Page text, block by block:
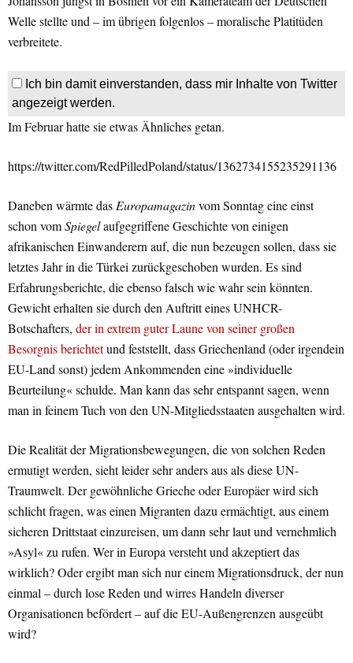
Welle stellte und – im übrigen folgenlos – moralische Platitüden
verbreitete.
Ich bin damit einverstanden, dass mir Inhalte von Twitter
angezeigt werden.
Im Februar hatte sie etwas Ähnliches getan.
https://twitter.com/RedPilledPoland/status/1362734155235291136
Daneben wärmte das Europamagazinvom Sonntag eine einst
schon vomSpiegelaufgegriffene Geschichte von einigen
afrikanischen Einwanderern auf, die nun bezeugen sollen, dass sie
letztes Jahr in die Türkei zurückgeschoben wurden. Es sind
Erfahrungsberichte, die ebenso falsch wie wahr sein könnten.
Gewicht erhalten sie durch den Auftritt eines UNHCR-
Botschafters, der in extrem guter Laune von seiner großen
Besorgnis berichtetund feststellt, dass Griechenland (oder irgendein
EU-Land sonst) jedem Ankommenden eine »individuelle
Beurteilung« schulde. Man kann das sehr entspannt sagen, wenn
man in feinem Tuch von den UN-Mitgliedsstaaten ausgehalten wird.
Die Realität der Migrationsbewegungen, die von solchen Reden
ermutigt werden, sieht leider sehr anders aus als diese UN-
Traumwelt. Der gewöhnliche Grieche oder Europäer wird sich
schlicht fragen, was einen Migranten dazu ermächtigt, aus einem
sicheren Drittstaat einzureisen, um dann sehr laut und vernehmlich
»Asyl« zu rufen. Wer in Europa versteht und akzeptiert das
wirklich? Oder ergibt man sich nur einem Migrationsdruck, der nun
einmal – durch lose Reden und wirres Handeln diverser
Organisationen befördert – auf die EU-Außengrenzen ausgeübt
wird?